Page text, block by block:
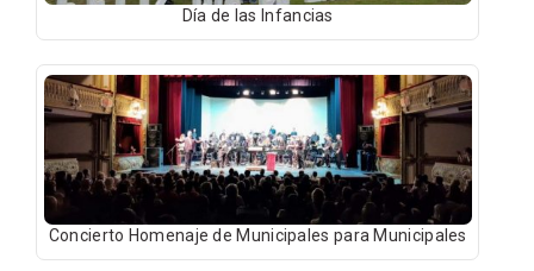
Día de las Infancias
Concierto Homenaje de Municipales para Municipales